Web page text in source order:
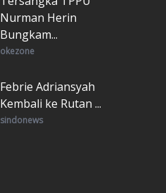
Nurman Herin
Bungkam...
okezone
Febrie Adriansyah
Kembali ke Rutan ...
sindonews